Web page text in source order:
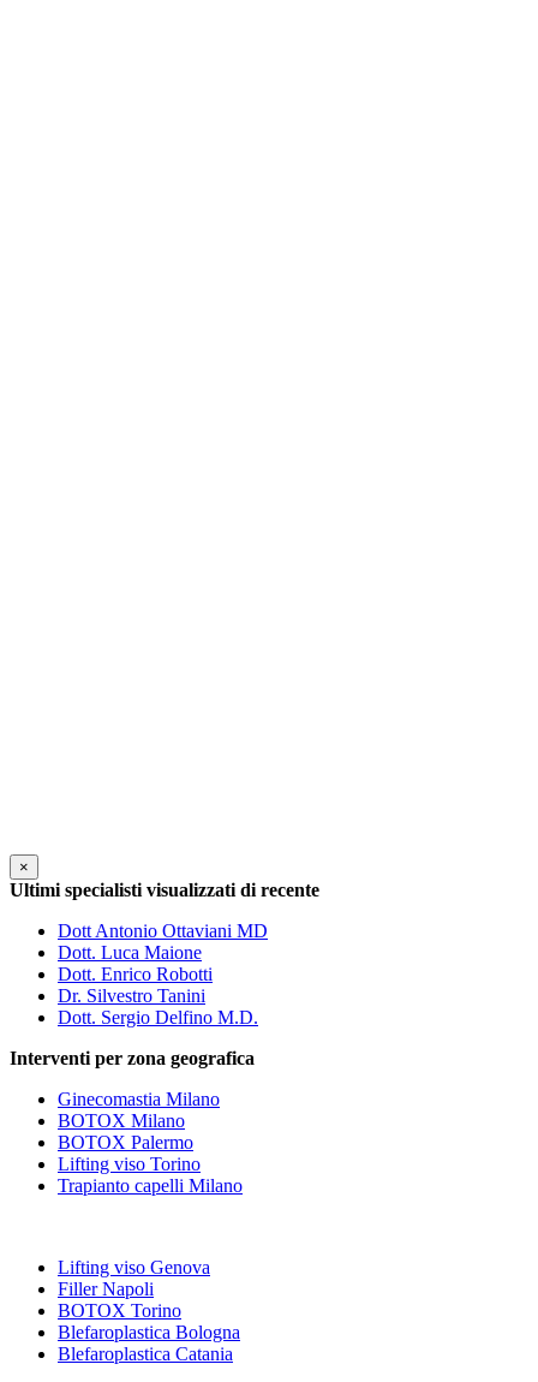
×
Ultimi specialisti visualizzati di recente
Dott Antonio Ottaviani MD
Dott. Luca Maione
Dott. Enrico Robotti
Dr. Silvestro Tanini
Dott. Sergio Delfino M.D.
Interventi per zona geografica
Ginecomastia Milano
BOTOX Milano
BOTOX Palermo
Lifting viso Torino
Trapianto capelli Milano
Lifting viso Genova
Filler Napoli
BOTOX Torino
Blefaroplastica Bologna
Blefaroplastica Catania